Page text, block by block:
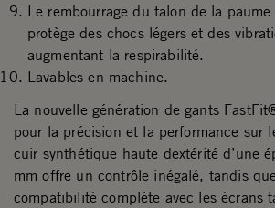
Le rembourrage du talon de la
protège des chocs légers et des
augmentant la respirabilité.
Lavables en machine.
La nouvelle génération de gants
pour la précision et la performance sur
cuir synthétique haute dextérité d’une
mm offre un contrôle inégalé, tandis
compatibilité complète avec les écrans